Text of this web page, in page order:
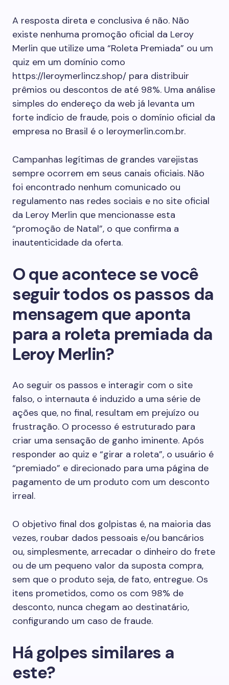
A resposta direta e conclusiva é não. Não
existe nenhuma promoção oficial da Leroy
Merlin que utilize uma “Roleta Premiada” ou um
quiz em um domínio como
https://leroymerlincz.shop/ para distribuir
prêmios ou descontos de até 98%. Uma análise
simples do endereço da web já levanta um
forte indício de fraude, pois o domínio oficial da
empresa no Brasil é o leroymerlin.com.br.
Campanhas legítimas de grandes varejistas
sempre ocorrem em seus canais oficiais. Não
foi encontrado nenhum comunicado ou
regulamento nas redes sociais e no site oficial
da Leroy Merlin que mencionasse esta
“promoção de Natal”, o que confirma a
inautenticidade da oferta.
O que acontece se você
seguir todos os passos da
mensagem que aponta
para a roleta premiada da
Leroy Merlin?
Ao seguir os passos e interagir com o site
falso, o internauta é induzido a uma série de
ações que, no final, resultam em prejuízo ou
frustração. O processo é estruturado para
criar uma sensação de ganho iminente. Após
responder ao quiz e “girar a roleta”, o usuário é
“premiado” e direcionado para uma página de
pagamento de um produto com um desconto
irreal.
O objetivo final dos golpistas é, na maioria das
vezes, roubar dados pessoais e/ou bancários
ou, simplesmente, arrecadar o dinheiro do frete
ou de um pequeno valor da suposta compra,
sem que o produto seja, de fato, entregue. Os
itens prometidos, como os com 98% de
desconto, nunca chegam ao destinatário,
configurando um caso de fraude.
Há golpes similares a
este?